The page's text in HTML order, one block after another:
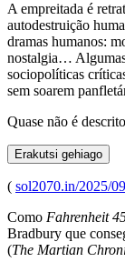
A empreitada é
autodestruição
dramas humanos:
nostalgia… Algumas
sociopolíticas
sem soarem
Quase não é
Erakutsi gehiago
( sol2070.in/2025/
Como Fahrenheit
Bradbury que
(The Martian